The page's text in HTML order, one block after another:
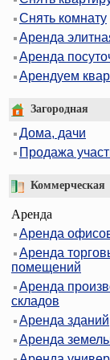
Снять комнату
Аренда
Аренда
Арендуем
Загородная
Дома, дачи
Продажа
Коммерческая
Аренда
Аренда
Аренда
помещений
Аренда
складов
Аренда зданий
Аренда